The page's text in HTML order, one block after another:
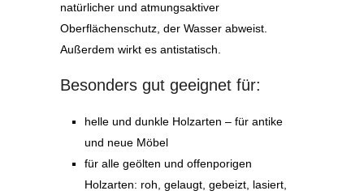
natürlicher und atmungsaktiver
Oberflächenschutz, der Wasser abweist.
Außerdem wirkt es antistatisch.
Besonders gut geeignet für:
helle und dunkle Holzarten – für antike
und neue Möbel
für alle geölten und offenporigen
Holzarten: roh, gelaugt, gebeizt, lasiert,